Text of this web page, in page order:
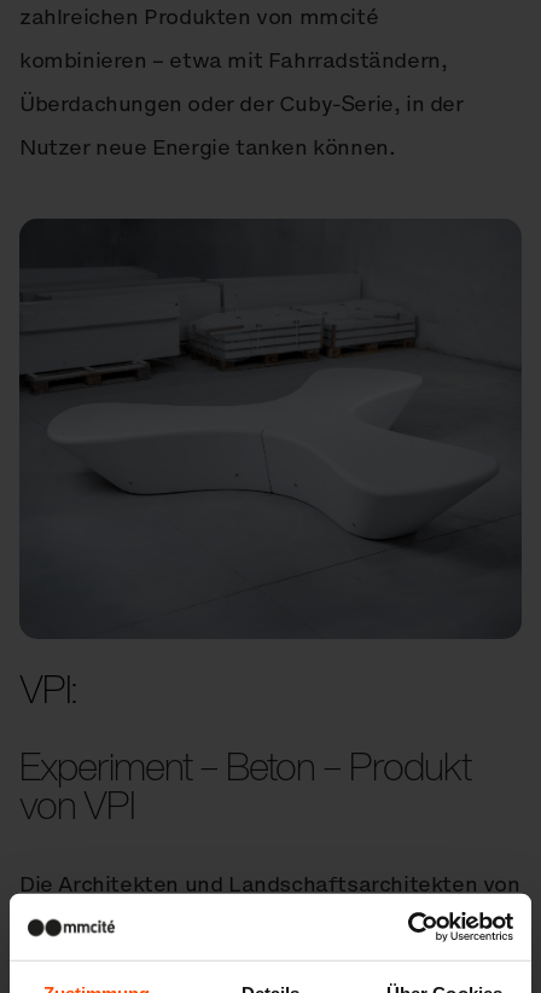
zahlreichen Produkten von mmcité
kombinieren – etwa mit Fahrradständern,
Überdachungen oder der Cuby-Serie, in der
Nutzer neue Energie tanken können.
VPI:
Experiment – Beton – Produkt
von VPI
Die Architekten und Landschaftsarchitekten von
VPI gestalten Betonelemente, die wir
gemeinsam im öffentlichen Raum installieren.